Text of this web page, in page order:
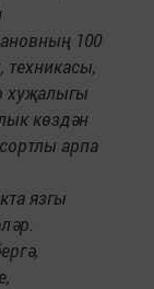
100
техникасы,
хуҗалыгы
көздән
арпа
язгы